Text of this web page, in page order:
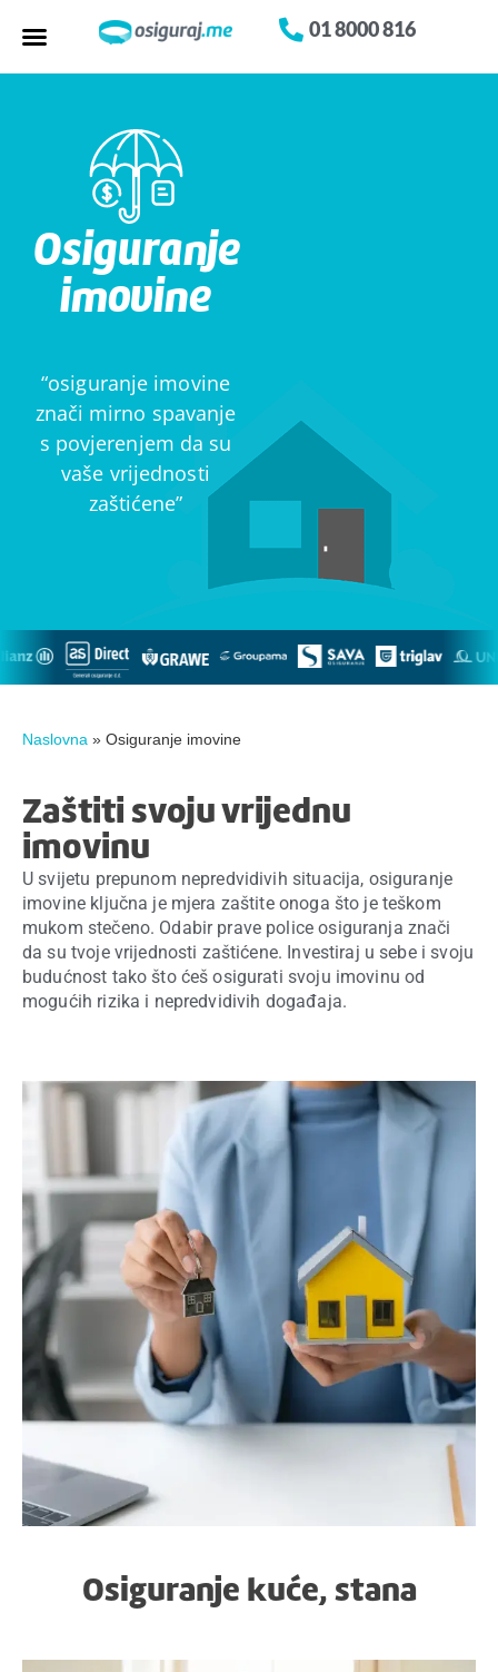
01 8000 816
Osiguranje​
imovine
“osiguranje imovine
znači mirno spavanje
s povjerenjem da su
vaše vrijednosti
zaštićene”
Naslovna » Osiguranje imovine
Zaštiti svoju vrijednu
imovinu
U svijetu prepunom nepredvidivih situacija, osiguranje
imovine ključna je mjera zaštite onoga što je teškom
mukom stečeno. Odabir prave police osiguranja znači
da su tvoje vrijednosti zaštićene. Investiraj u sebe i svoju
budućnost tako što ćeš osigurati svoju imovinu od
mogućih rizika i nepredvidivih događaja.
kupi najbolju policu
osiguranja za kuću ili stan
Osiguranje kuće, stana
Osiguranje kuće, stana